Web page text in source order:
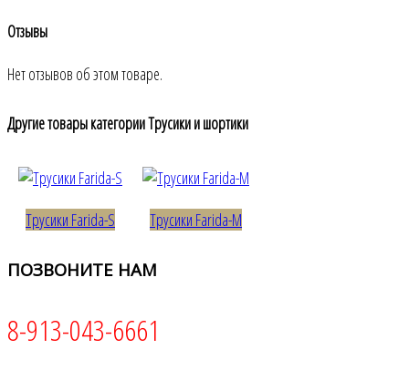
Отзывы
Нет отзывов об этом товаре.
Другие товары категории Трусики и шортики
Трусики Farida-S Трусики Farida-M
ПОЗВОНИТЕ НАМ
8-913-043-6661